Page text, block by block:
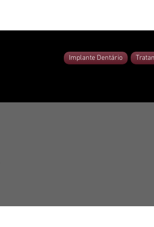
Implante Dentário